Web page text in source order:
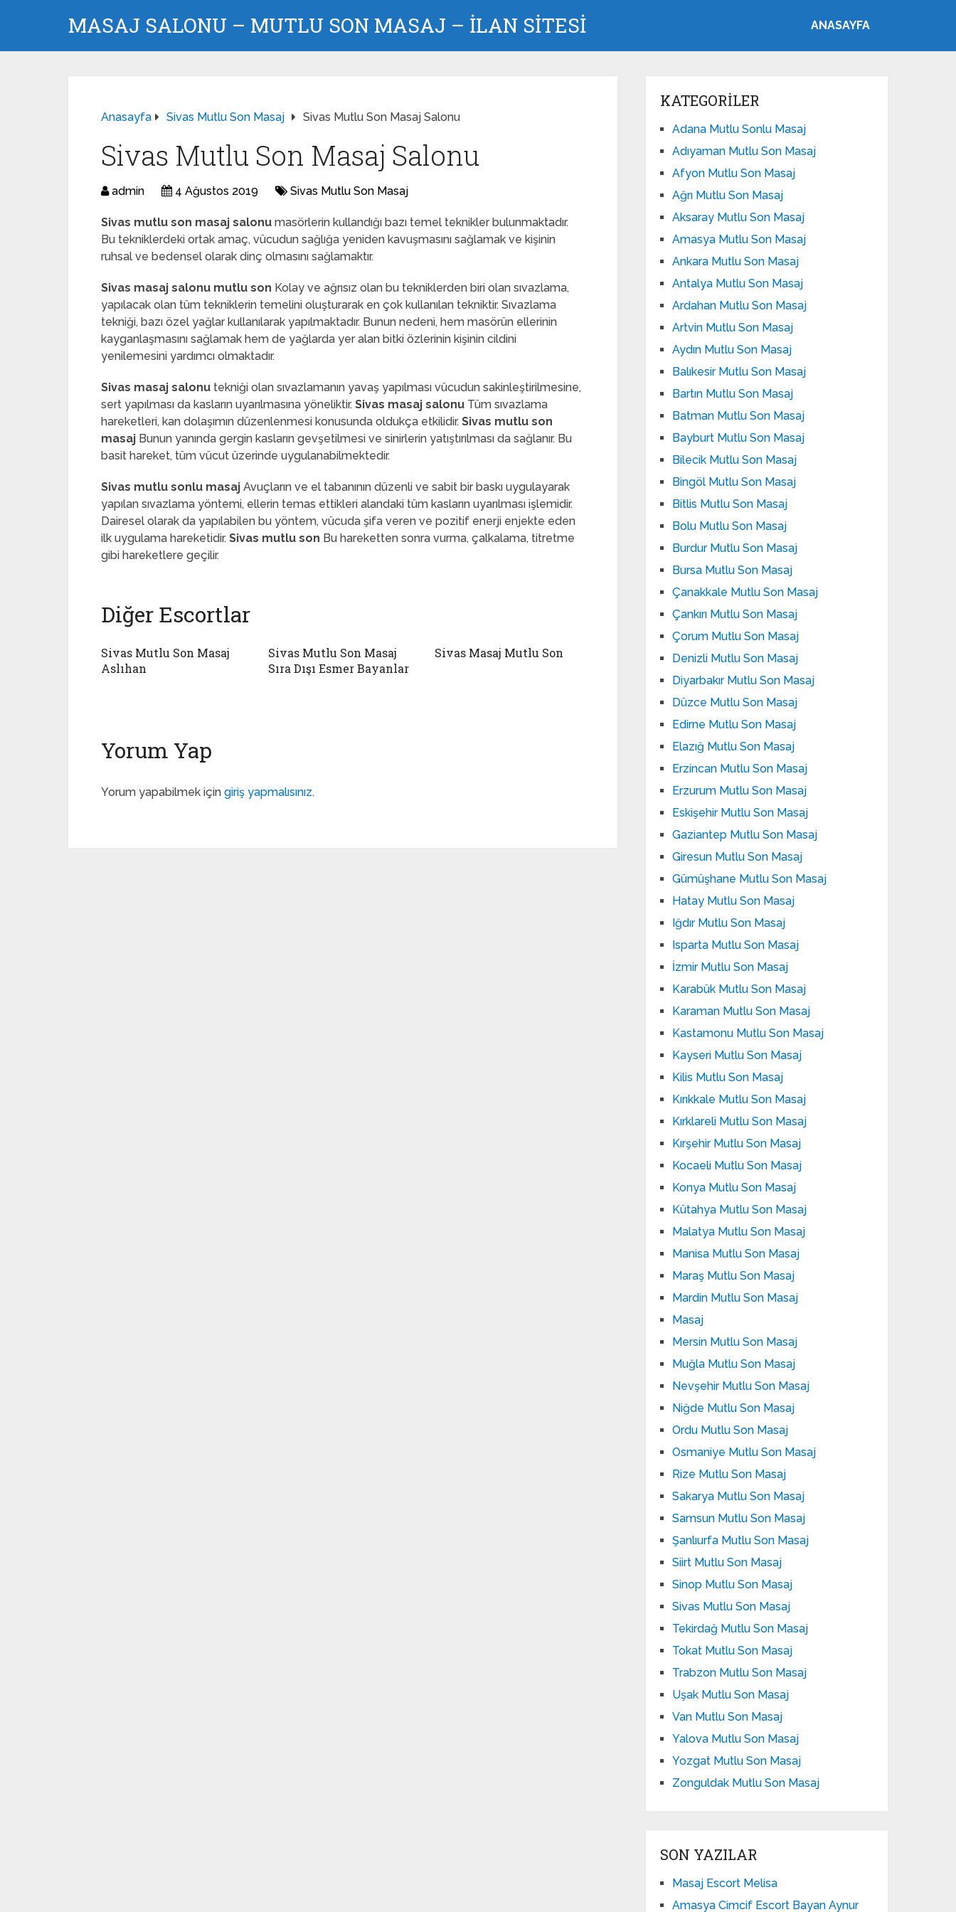
MASAJ SALONU – MUTLU SON MASAJ – İLAN SİTESİ ANASAYFA
Anasayfa Sivas Mutlu Son Masaj Sivas Mutlu Son Masaj Salonu
Sivas Mutlu Son Masaj Salonu
admin 4 Ağustos 2019 Sivas Mutlu Son Masaj
Sivas mutlu son masaj salonu masörlerin kullandığı bazı temel teknikler bulunmaktadır.
Bu tekniklerdeki ortak amaç, vücudun sağlığa yeniden kavuşmasını sağlamak ve kişinin
ruhsal ve bedensel olarak dinç olmasını sağlamaktır.
Sivas masaj salonu mutlu son Kolay ve ağrısız olan bu tekniklerden biri olan sıvazlama,
yapılacak olan tüm tekniklerin temelini oluşturarak en çok kullanılan tekniktir. Sıvazlama
tekniği, bazı özel yağlar kullanılarak yapılmaktadır. Bunun nedeni, hem masörün ellerinin
kayganlaşmasını sağlamak hem de yağlarda yer alan bitki özlerinin kişinin cildini
yenilemesini yardımcı olmaktadır.
Sivas masaj salonu tekniği olan sıvazlamanın yavaş yapılması vücudun sakinleştirilmesine,
sert yapılması da kasların uyarılmasına yöneliktir. Sivas masaj salonu Tüm sıvazlama
hareketleri, kan dolaşımın düzenlenmesi konusunda oldukça etkilidir. Sivas mutlu son
masaj Bunun yanında gergin kasların gevşetilmesi ve sinirlerin yatıştırılması da sağlanır. Bu
basit hareket, tüm vücut üzerinde uygulanabilmektedir.
Sivas mutlu sonlu masaj Avuçların ve el tabanının düzenli ve sabit bir baskı uygulayarak
yapılan sıvazlama yöntemi, ellerin temas ettikleri alandaki tüm kasların uyarılması işlemidir.
Dairesel olarak da yapılabilen bu yöntem, vücuda şifa veren ve pozitif enerji enjekte eden
ilk uygulama hareketidir. Sivas mutlu son Bu hareketten sonra vurma, çalkalama, titretme
gibi hareketlere geçilir.
Diğer Escortlar
Sivas Mutlu Son Masaj
Aslıhan
Sivas Mutlu Son Masaj
Sıra Dışı Esmer Bayanlar
Sivas Masaj Mutlu Son
Yorum Yap
Yorum yapabilmek için giriş yapmalısınız.
KATEGORILER
Adana Mutlu Sonlu Masaj
Adıyaman Mutlu Son Masaj
Afyon Mutlu Son Masaj
Ağrı Mutlu Son Masaj
Aksaray Mutlu Son Masaj
Amasya Mutlu Son Masaj
Ankara Mutlu Son Masaj
Antalya Mutlu Son Masaj
Ardahan Mutlu Son Masaj
Artvin Mutlu Son Masaj
Aydın Mutlu Son Masaj
Balıkesir Mutlu Son Masaj
Bartın Mutlu Son Masaj
Batman Mutlu Son Masaj
Bayburt Mutlu Son Masaj
Bilecik Mutlu Son Masaj
Bingöl Mutlu Son Masaj
Bitlis Mutlu Son Masaj
Bolu Mutlu Son Masaj
Burdur Mutlu Son Masaj
Bursa Mutlu Son Masaj
Çanakkale Mutlu Son Masaj
Çankırı Mutlu Son Masaj
Çorum Mutlu Son Masaj
Denizli Mutlu Son Masaj
Diyarbakır Mutlu Son Masaj
Düzce Mutlu Son Masaj
Edirne Mutlu Son Masaj
Elazığ Mutlu Son Masaj
Erzincan Mutlu Son Masaj
Erzurum Mutlu Son Masaj
Eskişehir Mutlu Son Masaj
Gaziantep Mutlu Son Masaj
Giresun Mutlu Son Masaj
Gümüşhane Mutlu Son Masaj
Hatay Mutlu Son Masaj
Iğdır Mutlu Son Masaj
Isparta Mutlu Son Masaj
İzmir Mutlu Son Masaj
Karabük Mutlu Son Masaj
Karaman Mutlu Son Masaj
Kastamonu Mutlu Son Masaj
Kayseri Mutlu Son Masaj
Kilis Mutlu Son Masaj
Kırıkkale Mutlu Son Masaj
Kırklareli Mutlu Son Masaj
Kırşehir Mutlu Son Masaj
Kocaeli Mutlu Son Masaj
Konya Mutlu Son Masaj
Kütahya Mutlu Son Masaj
Malatya Mutlu Son Masaj
Manisa Mutlu Son Masaj
Maraş Mutlu Son Masaj
Mardin Mutlu Son Masaj
Masaj
Mersin Mutlu Son Masaj
Muğla Mutlu Son Masaj
Nevşehir Mutlu Son Masaj
Niğde Mutlu Son Masaj
Ordu Mutlu Son Masaj
Osmaniye Mutlu Son Masaj
Rize Mutlu Son Masaj
Sakarya Mutlu Son Masaj
Samsun Mutlu Son Masaj
Şanlıurfa Mutlu Son Masaj
Siirt Mutlu Son Masaj
Sinop Mutlu Son Masaj
Sivas Mutlu Son Masaj
Tekirdağ Mutlu Son Masaj
Tokat Mutlu Son Masaj
Trabzon Mutlu Son Masaj
Uşak Mutlu Son Masaj
Van Mutlu Son Masaj
Yalova Mutlu Son Masaj
Yozgat Mutlu Son Masaj
Zonguldak Mutlu Son Masaj
SON YAZILAR
Masaj Escort Melisa
Amasya Cimcif Escort Bayan Aynur